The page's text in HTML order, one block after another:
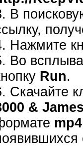
В
Нажмите
Во
Run.
Скачайте
&
mp4